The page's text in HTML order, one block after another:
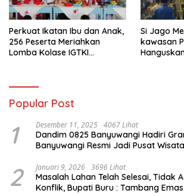
Perkuat Ikatan Ibu dan Anak,
256 Peserta Meriahkan
Lomba Kolase IGTKI
Si Jago
kawasan
Popular Post
1 Desember 11, 2025 4067 Lihat
Dandim 0825 Banyuwangi Hadiri
Banyuwangi Resmi Jadi Pusat
2 Januari 9, 2026 3696 Lihat
Masalah Lahan Telah Selesai, Tidak
Konflik, Bupati Buru : Tambang